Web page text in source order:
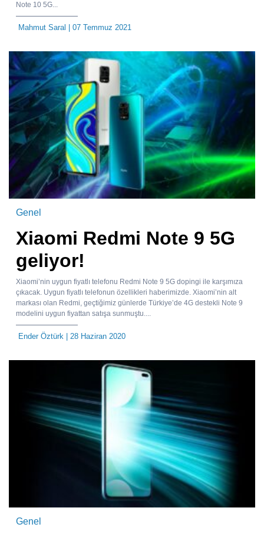
Note 10 5G...
Mahmut Saral | 07 Temmuz 2021
Genel
Xiaomi Redmi Note 9 5G
geliyor!
Xiaomi’nin uygun fiyatlı telefonu Redmi Note 9 5G dopingi ile karşımıza
çıkacak. Uygun fiyatlı telefonun özellikleri haberimizde. Xiaomi’nin alt
markası olan Redmi, geçtiğimiz günlerde Türkiye’de 4G destekli Note 9
modelini uygun fiyattan satışa sunmuştu....
Ender Öztürk | 28 Haziran 2020
Genel